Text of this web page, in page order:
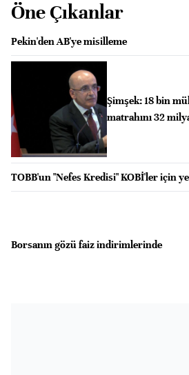
Öne Çıkanlar
Pekin'den AB'ye misilleme
Şimşek: 18 bin
matrahını 32
TOBB'un "Nefes Kredisi" KOBİ'ler için
Borsanın gözü faiz indirimlerinde